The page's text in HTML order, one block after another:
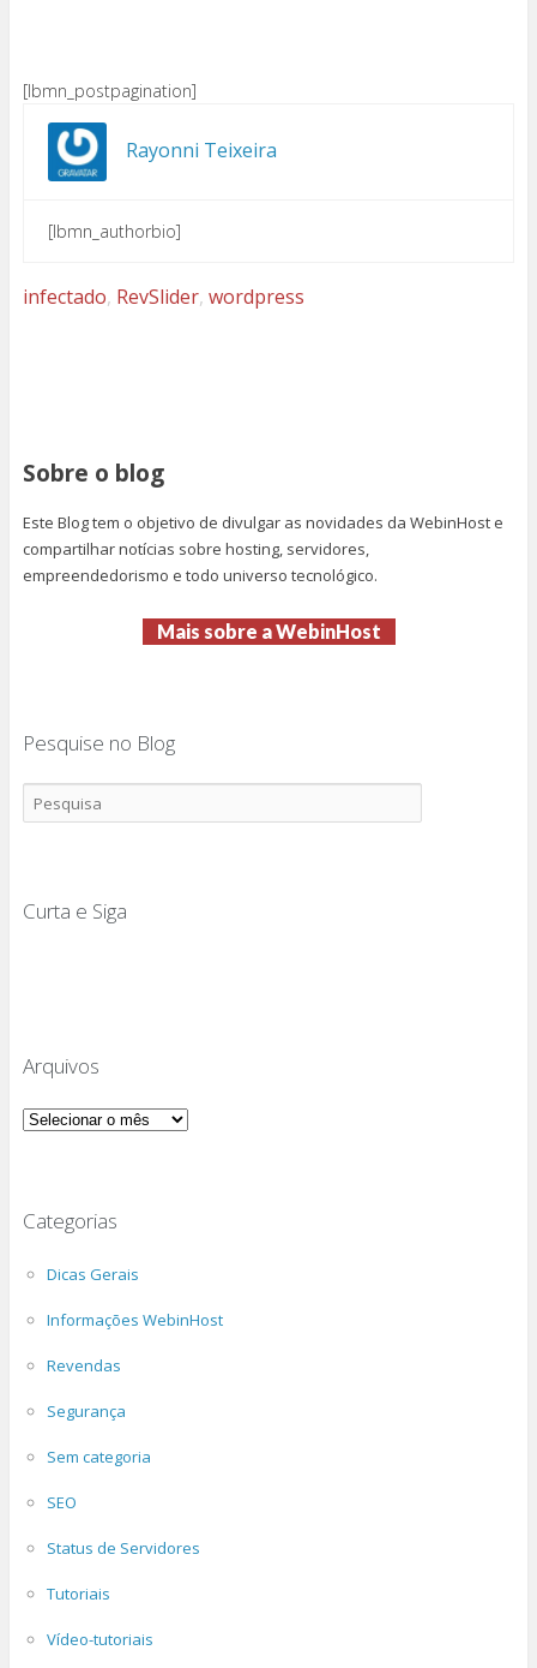
[lbmn_postpagination]
Rayonni Teixeira
[lbmn_authorbio]
infectado, RevSlider, wordpress
Sobre o blog
Este Blog tem o objetivo de divulgar as novidades da WebinHost e
compartilhar notícias sobre hosting, servidores,
empreendedorismo e todo universo tecnológico.
Mais sobre a WebinHost
Pesquise no Blog
Curta e Siga
Arquivos
Arquivos
Categorias
Dicas Gerais
Informações WebinHost
Revendas
Segurança
Sem categoria
SEO
Status de Servidores
Tutoriais
Vídeo-tutoriais